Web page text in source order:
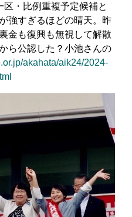
・比例重複予定候補と
強すぎるほどの晴天。昨
金も復興も無視して解散
ら公認した？小池さんの
akahata/aik24/2024-